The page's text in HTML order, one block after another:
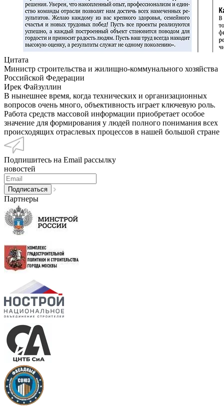
Цитата
Министр строительства и жилищно-коммунального хозяйства
Российской Федерации
Ирек Файзуллин
В нынешнее время, когда технических и организационных
вопросов очень много, объективность играет ключевую роль.
Работа средств массовой информации приобретает особое
значение для формирования у людей полного понимания всех
происходящих отраслевых процессов в нашей большой стране
Подпишитесь на Email рассылку
новостей
Партнеры